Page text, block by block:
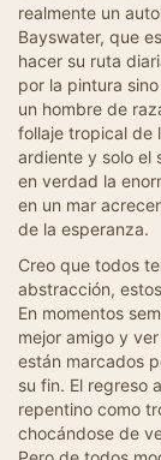
realmente un
Bayswater, que
hacer su ruta
por la pintura
un hombre de
follaje tropical de
ardiente y solo el
en verdad la
en un mar
de la esperanza.
Creo que todos
abstracción,
En momentos
mejor amigo y
están marcados
su fin. El regreso
repentino como
chocándose de